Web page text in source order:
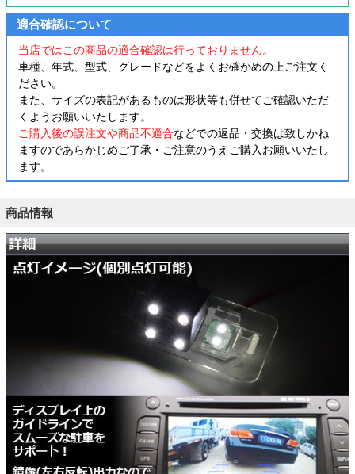
適合確認について
当店ではこの商品の適合確認は行っておりません。
車種、年式、型式、グレードなどをよくお確かめの上ご注文く
ださい。
また、サイズの表記があるものは形状等も併せてご確認いただ
くようお願いいたします。
ご購入後の誤注文や商品不適合などでの返品・交換は致しかね
ますのであらかじめご了承・ご注意のうえご購入お願いいたし
ます。
商品情報